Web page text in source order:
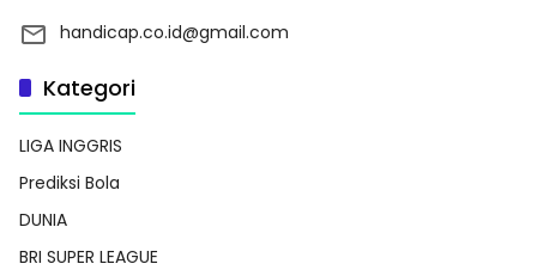
handicap.co.id@gmail.com
Kategori
LIGA INGGRIS
Prediksi Bola
DUNIA
BRI SUPER LEAGUE